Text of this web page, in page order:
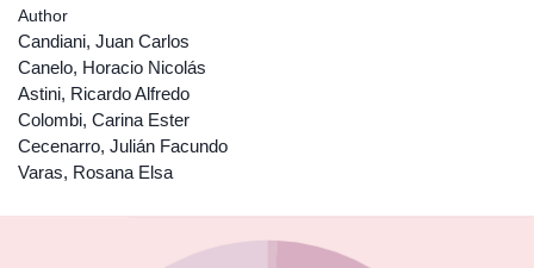
Author
Candiani, Juan Carlos
Canelo, Horacio Nicolás
Astini, Ricardo Alfredo
Colombi, Carina Ester
Cecenarro, Julián Facundo
Varas, Rosana Elsa